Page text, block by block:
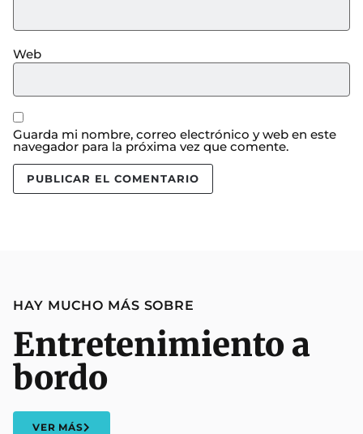
Web
Guarda mi nombre, correo electrónico y web en este
navegador para la próxima vez que comente.
HAY MUCHO MÁS SOBRE
Entretenimiento a
bordo
VER MÁS